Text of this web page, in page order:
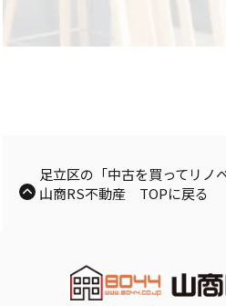
足立区の「中古を買ってリノ
山商RS不動産 TOPに戻る